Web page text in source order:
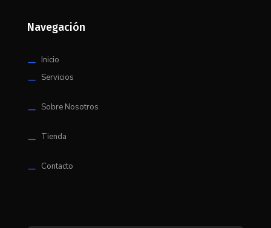
Navegación
K Inicio
K Servicios
K Sobre Nosotros
K Tienda
K Contacto